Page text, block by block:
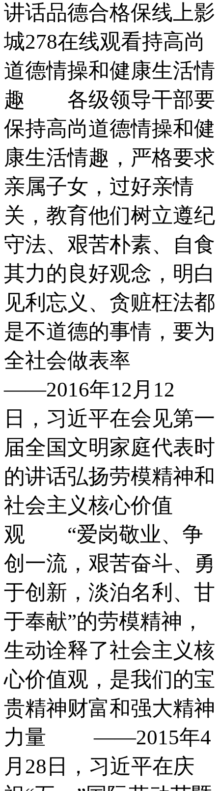
讲话品德合格保线上影
城278在线观看持高尚
道德情操和健康生活情
趣 各级领导干部要
保持高尚道德情操和健
康生活情趣，严格要求
亲属子女，过好亲情
关，教育他们树立遵纪
守法、艰苦朴素、自食
其力的良好观念，明白
见利忘义、贪赃枉法都
是不道德的事情，要为
全社会做表率
——2016年12月12
日，习近平在会见第一
届全国文明家庭代表时
的讲话弘扬劳模精神和
社会主义核心价值
观 “爱岗敬业、争
创一流，艰苦奋斗、勇
于创新，淡泊名利、甘
于奉献”的劳模精神，
生动诠释了社会主义核
心价值观，是我们的宝
贵精神财富和强大精神
力量 ——2015年4
月28日，习近平在庆